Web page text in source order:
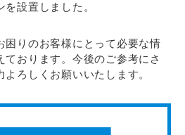
設置しました。
困りのお客様にとって必要な情
おります。今後のご参考にさ
ろしくお願いいたします。